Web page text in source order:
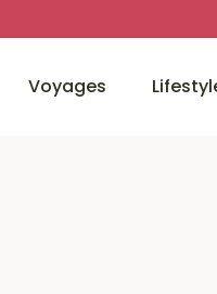
Voyages